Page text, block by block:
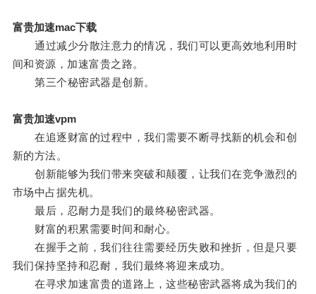
富贵加速mac下载
通过减少分散注意力的情况，我们可以更高效地利用时
间和资源，加速富贵之路。
第三个秘密武器是创新。
富贵加速vpm
在追逐财富的过程中，我们需要不断寻找新的机会和创
新的方法。
创新能够为我们带来突破和颠覆，让我们在竞争激烈的
市场中占据先机。
最后，忍耐力是我们的最终秘密武器。
财富的积累需要时间和耐心。
在握手之前，我们往往需要经历失败和挫折，但是只要
我们保持坚持和忍耐，我们最终将迎来成功。
在寻求加速富贵的道路上，这些秘密武器将成为我们的